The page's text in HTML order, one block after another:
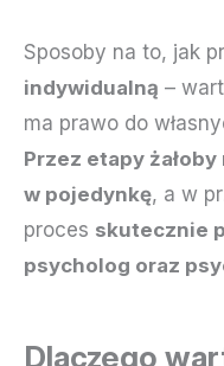
Sposoby na to, jak
indywidualną –
ma prawo do
Przez etapy
w pojedynkę, a w
proces skutecznie
psycholog oraz
Dlaczego